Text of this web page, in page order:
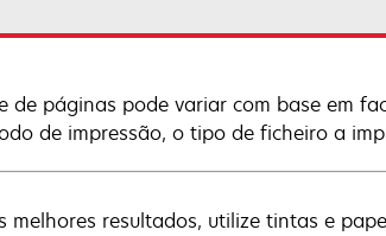
de páginas pode variar com base em
de impressão, o tipo de ficheiro a
melhores resultados, utilize tintas e